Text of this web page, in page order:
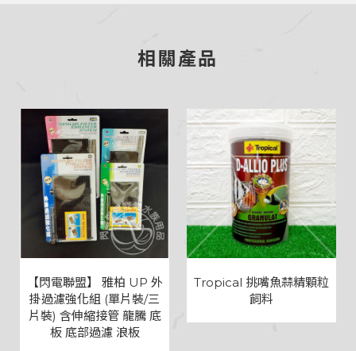
相關產品
【閃電聯盟】 雅柏 UP 外
掛過濾強化組 (單片裝/三
片裝) 含伸縮接管 龍騰 底
板 底部過濾 浪板
Tropical 挑嘴魚蒜精顆粒
飼料